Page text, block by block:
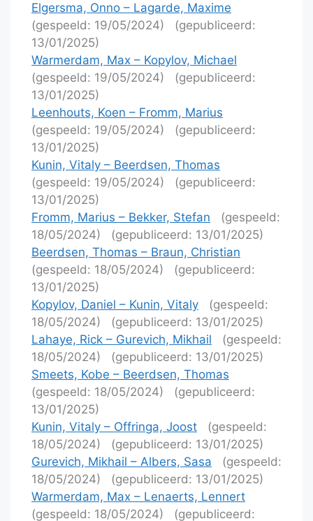
Elgersma, Onno – Lagarde, Maxime
(gespeeld: 19/05/2024)
(gepubliceerd:
13/01/2025)
Warmerdam, Max – Kopylov, Michael
(gespeeld: 19/05/2024)
(gepubliceerd:
13/01/2025)
Leenhouts, Koen – Fromm, Marius
(gespeeld: 19/05/2024)
(gepubliceerd:
13/01/2025)
Kunin, Vitaly – Beerdsen, Thomas
(gespeeld: 19/05/2024)
(gepubliceerd:
13/01/2025)
Fromm, Marius – Bekker, Stefan
(gespeeld:
18/05/2024)
(gepubliceerd: 13/01/2025)
Beerdsen, Thomas – Braun, Christian
(gespeeld: 18/05/2024)
(gepubliceerd:
13/01/2025)
Kopylov, Daniel – Kunin, Vitaly
(gespeeld:
18/05/2024)
(gepubliceerd: 13/01/2025)
Lahaye, Rick – Gurevich, Mikhail
(gespeeld:
18/05/2024)
(gepubliceerd: 13/01/2025)
Smeets, Kobe – Beerdsen, Thomas
(gespeeld: 18/05/2024)
(gepubliceerd:
13/01/2025)
Kunin, Vitaly – Offringa, Joost
(gespeeld:
18/05/2024)
(gepubliceerd: 13/01/2025)
Gurevich, Mikhail – Albers, Sasa
(gespeeld:
18/05/2024)
(gepubliceerd: 13/01/2025)
Warmerdam, Max – Lenaerts, Lennert
(gespeeld: 18/05/2024)
(gepubliceerd: